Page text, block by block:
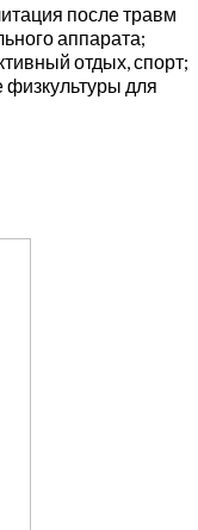
после травм
аппарата;
отдых, спорт;
физкультуры для